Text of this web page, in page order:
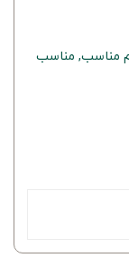
مناسب, مناسب